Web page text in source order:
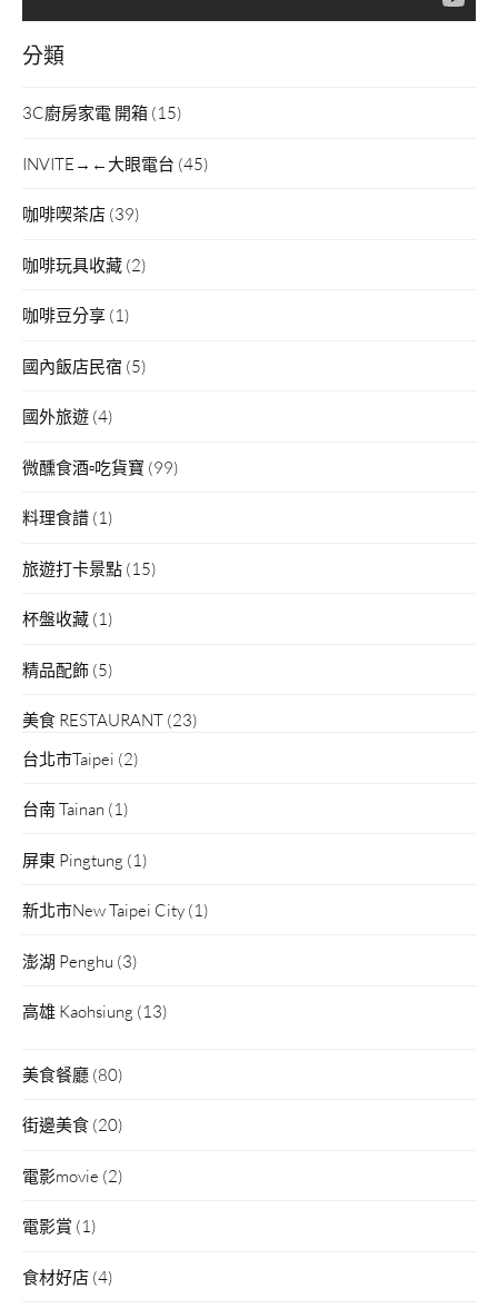
分類
3C廚房家電 開箱 (15)
INVITE→←大眼電台 (45)
咖啡喫茶店 (39)
咖啡玩具收藏 (2)
咖啡豆分享 (1)
國內飯店民宿 (5)
國外旅遊 (4)
微醺食酒▫吃貨寶 (99)
料理食譜 (1)
旅遊打卡景點 (15)
杯盤收藏 (1)
精品配飾 (5)
美食 RESTAURANT (23)
台北市Taipei (2)
台南 Tainan (1)
屏東 Pingtung (1)
新北市New Taipei City (1)
澎湖 Penghu (3)
高雄 Kaohsiung (13)
美食餐廳 (80)
街邊美食 (20)
電影movie (2)
電影賞 (1)
食材好店 (4)